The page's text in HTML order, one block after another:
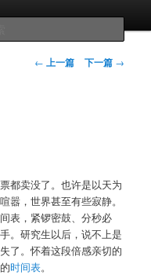
索
文
← 上一篇 下一篇 →
都卖没了。也许是以天为
嚣，世界甚至有些寂静。
表，紧锣密鼓、分秒必
。研究生以后，说不上是
了。怀着这段倍感亲切的
时间表。